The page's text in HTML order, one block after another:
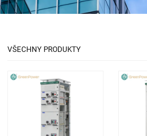
Informace o nás
Stáhnout
VŠECHNY PRODUKTY